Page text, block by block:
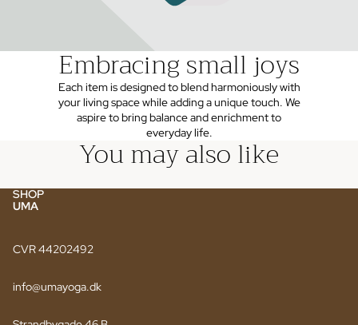
Embracing small joys
Each item is designed to blend harmoniously with
your living space while adding a unique touch. We
aspire to bring balance and enrichment to
everyday life.
You may also like
SHOP
UMA
CVR 44202492
info@umayoga.dk